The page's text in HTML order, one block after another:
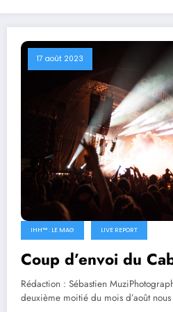
17 août 2023
IHH™ : LE MAG LIVE REPORT
Coup d’envoi du
Rédaction : Sébastien
deuxième moitié du mois d’août